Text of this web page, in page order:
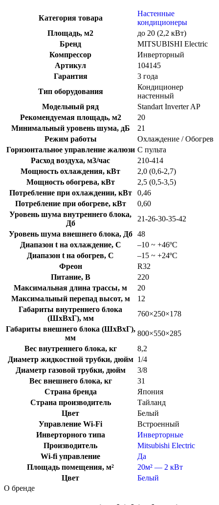
Категория товара
Настенные
кондиционеры
Площадь, м2
до 20 (2,2 кВт)
Бренд
MITSUBISHI Electric
Компрессор
Инверторный
Артикул
104145
Гарантия
3 года
Тип оборудования
Кондиционер
настенный
Модельный ряд
Standart Inverter AP
Рекомендуемая площадь, м2
20
Минимальный уровень шума, дБ
21
Режим работы
Охлаждение / Обогрев
Горизонтальное управление жалюзи С пульта
Расход воздуха, м3/час
210-414
Мощность охлаждения, кВт
2,0 (0,6-2,7)
Мощность обогрева, кВт
2,5 (0,5-3,5)
Потребление при охлаждении, кВт
0,46
Потребление при обогреве, кВт
0,60
Уровень шума внутреннего блока,
Дб
21-26-30-35-42
Уровень шума внешнего блока, Дб
48
Диапазон t на охлаждение, C
–10 ~ +46ºC
Диапазон t на обогрев, C
–15 ~ +24ºC
Фреон
R32
Питание, В
220
Максимальная длина трассы, м
20
Максимальный перепад высот, м
12
Габариты внутреннего блока
(ШхВхГ), мм
760×250×178
Габариты внешнего блока (ШхВхГ),
мм
800×550×285
Вес внутреннего блока, кг
8,2
Диаметр жидкостной трубки, дюйм 1/4
Диаметр газовой трубки, дюйм
3/8
Вес внешнего блока, кг
31
Страна бренда
Япония
Страна производитель
Тайланд
Цвет
Белый
Управление Wi-Fi
Встроенный
Инверторного типа
Инверторные
Производитель
Mitsubishi Electric
Wi-fi управление
Да
Площадь помещения, м²
20м² — 2 кВт
Цвет
Белый
О бренде